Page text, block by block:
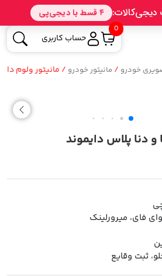
0
حساب کاربری
خودرو / مانیتور خودرو / مانیتور ولوم دار
و دنا پلاس دایموند
فای، میرورلینک
ثبت وقایع